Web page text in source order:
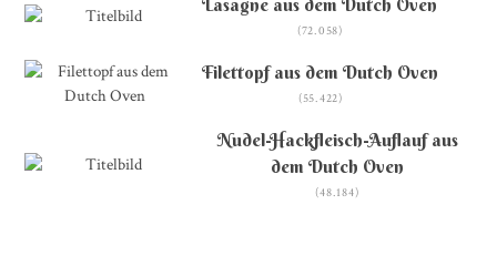
(72.058)
Filettopf aus dem Dutch Oven
(55.422)
Nudel-Hackfleisch-Auflauf aus
dem Dutch Oven
(48.184)